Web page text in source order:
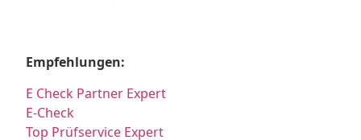
Empfehlungen:
E Check Partner Expert
E-Check
Top Prüfservice Expert